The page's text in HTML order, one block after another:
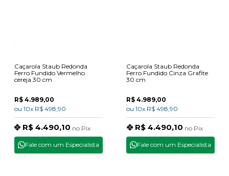
Caçarola Staub Redonda
Ferro Fundido Vermelho
cereja 30 cm
R$ 4.989,00
ou 10x R$ 498,90
R$ 4.490,10 no Pix
Fale com um Especialista
Caçarola Staub Redonda
Ferro Fundido Cinza Grafite
30 cm
R$ 4.989,00
ou 10x R$ 498,90
R$ 4.490,10 no Pix
Fale com um Especialista